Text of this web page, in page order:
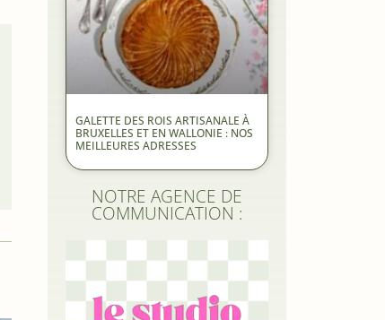
GALETTE DES ROIS ARTISANALE À
BRUXELLES ET EN WALLONIE : NOS
MEILLEURES ADRESSES
NOTRE AGENCE DE
COMMUNICATION :